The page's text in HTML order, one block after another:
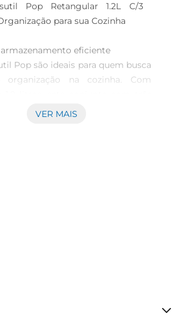
Pop Retangular 1.2L C/3
para sua Cozinha
armazenamento eficiente
Pop são ideais para quem busca
organização na cozinha. Com
para armazenar alimentos de
VER MAIS